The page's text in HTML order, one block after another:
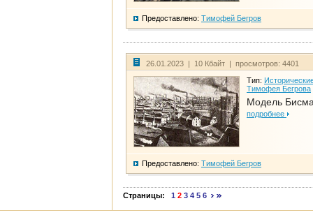
Предоставлено: Тимофей Бегров
26.01.2023 | 10 Кбайт | просмотров: 4401
Тип:
Тимофея Бегрова
Модель
подробнее
Предоставлено: Тимофей Бегров
Страницы: 1 2 3 4 5 6